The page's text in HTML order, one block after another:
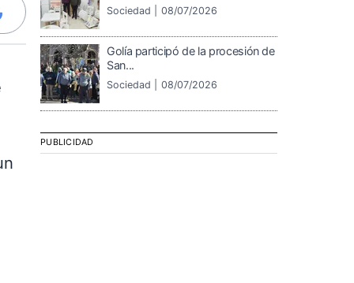
Sociedad | 08/07/2026
Golía participó de la procesión de
San...
Sociedad | 08/07/2026
PUBLICIDAD